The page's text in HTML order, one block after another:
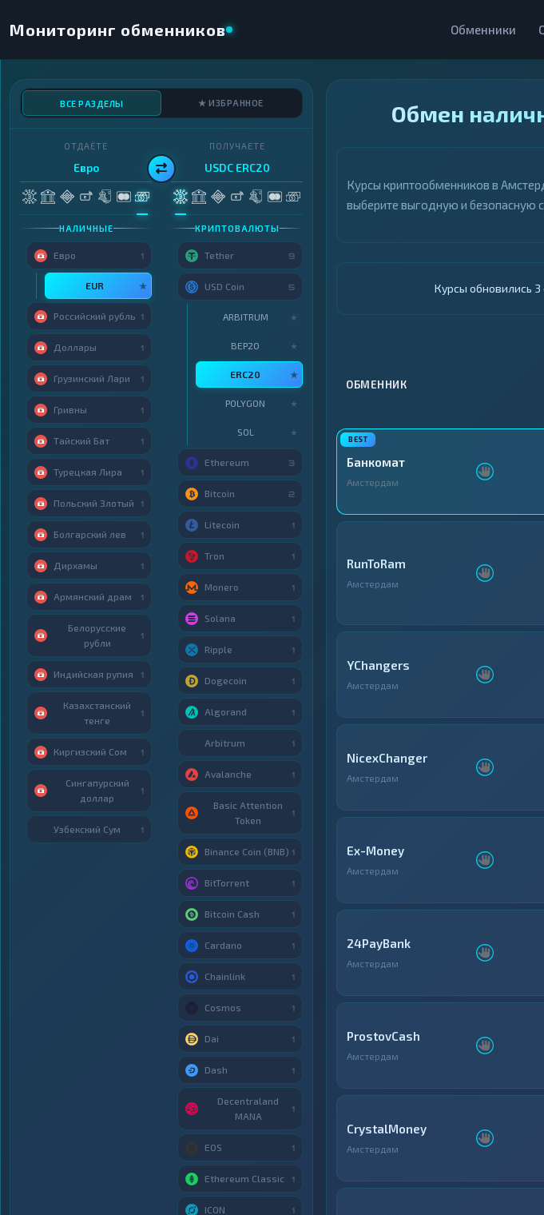
Мониторинг обменников Обменники
Обмен
Курсы криптообменников в
выберите выгодную и безопасную
Курсы обновились 4
ОБМЕННИК
Банкомат
Амстердам
RunToRam
Амстердам
YChangers
Амстердам
NicexChanger
Амстердам
Ex-Money
Амстердам
24PayBank
Амстердам
ProstovCash
Амстердам
CrystalMoney
Амстердам
ВСЕ РАЗДЕЛЫ ★ ИЗБРАННОЕ
ОТДАЁТЕ
Евро
НАЛИЧНЫЕ
Евро 1
EUR ★
Российский рубль 1
Доллары 1
Грузинский Лари 1
Гривны 1
Тайский Бат 1
Турецкая Лира 1
Польский Злотый 1
Болгарский лев 1
Дирхамы 1
Армянский драм 1
Белорусские
рубли
1
Индийская рупия 1
Казахстанский
тенге
1
Киргизский Сом 1
Сингапурский
доллар
1
Узбекский Сум 1
ПОЛУЧАЕТЕ
USDC ERC20
КРИПТОВАЛЮТЫ
Tether 9
USD Coin 5
ARBITRUM ★
BEP20 ★
ERC20 ★
POLYGON ★
SOL ★
Ethereum 3
Bitcoin 2
Litecoin 1
Tron 1
Monero 1
Solana 1
Ripple 1
Dogecoin 1
Algorand 1
Arbitrum 1
Avalanche 1
Basic Attention
Token
1
Binance Coin (BNB) 1
BitTorrent 1
Bitcoin Cash 1
Cardano 1
Chainlink 1
Cosmos 1
Dai 1
Dash 1
Decentraland
MANA
1
EOS 1
Ethereum Classic 1
ICON 1